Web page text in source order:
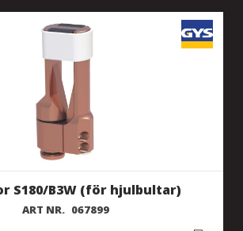
S180/B3W (för hjulbultar)
ART NR. 067899